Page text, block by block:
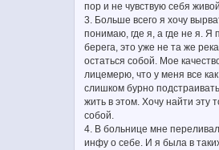
пор и не чувствую себя
3. Больше всего я хочу
понимаю, где я, а где не я. Я
берега, это уже не та же
остаться собой. Мое
лицемерю, что у меня все
слишком бурно
жить в этом. Хочу найти эту
собой.
4. В больнице мне
инфу о себе. И я была в